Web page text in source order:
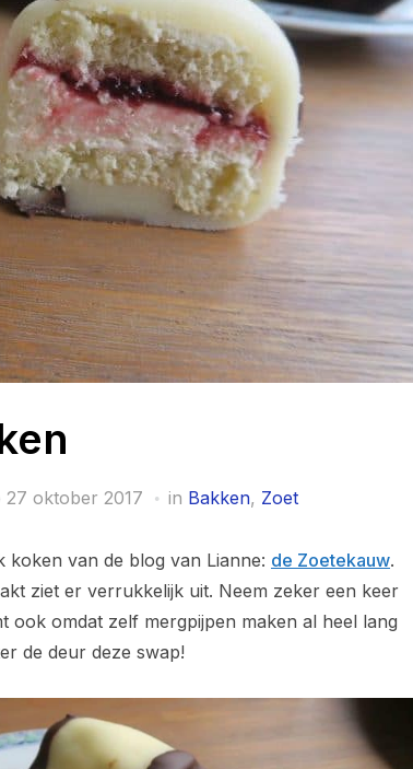
27 oktober 2017 in Bakken, Zoet
van de blog van Lianne: de Zoetekauw.
ziet er verrukkelijk uit. Neem zeker een keer
ook omdat zelf mergpijpen maken al heel lang
de deur deze swap!